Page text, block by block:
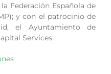
Federación Española de
y con el patrocinio de
el Ayuntamiento de
Services.